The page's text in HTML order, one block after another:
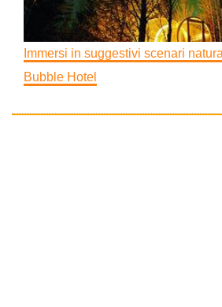
Immersi in suggestivi scenari
Bubble Hotel